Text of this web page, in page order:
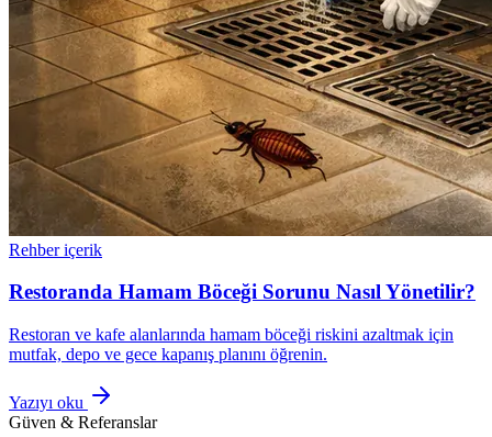
Rehber içerik
Restoranda Hamam Böceği Sorunu Nasıl Yönetilir?
Restoran ve kafe alanlarında hamam böceği riskini azaltmak için
mutfak, depo ve gece kapanış planını öğrenin.
Yazıyı oku
Güven & Referanslar